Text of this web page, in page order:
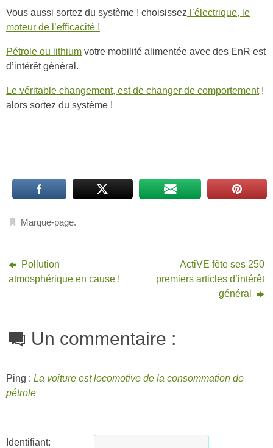
Vous aussi sortez du système ! choisissez l’électrique, le
moteur de l’efficacité !
Pétrole ou lithium votre mobilité alimentée avec des EnR est
d’intérêt général.
Le véritable changement, est de changer de comportement!
alors sortez du système !
Marque-page.
Pollution
atmosphérique en cause !
ActiVE fête ses 250
premiers articles d’intérêt
général
Un commentaire :
Ping : La voiture est locomotive de la consommation de
pétrole
Identifiant: